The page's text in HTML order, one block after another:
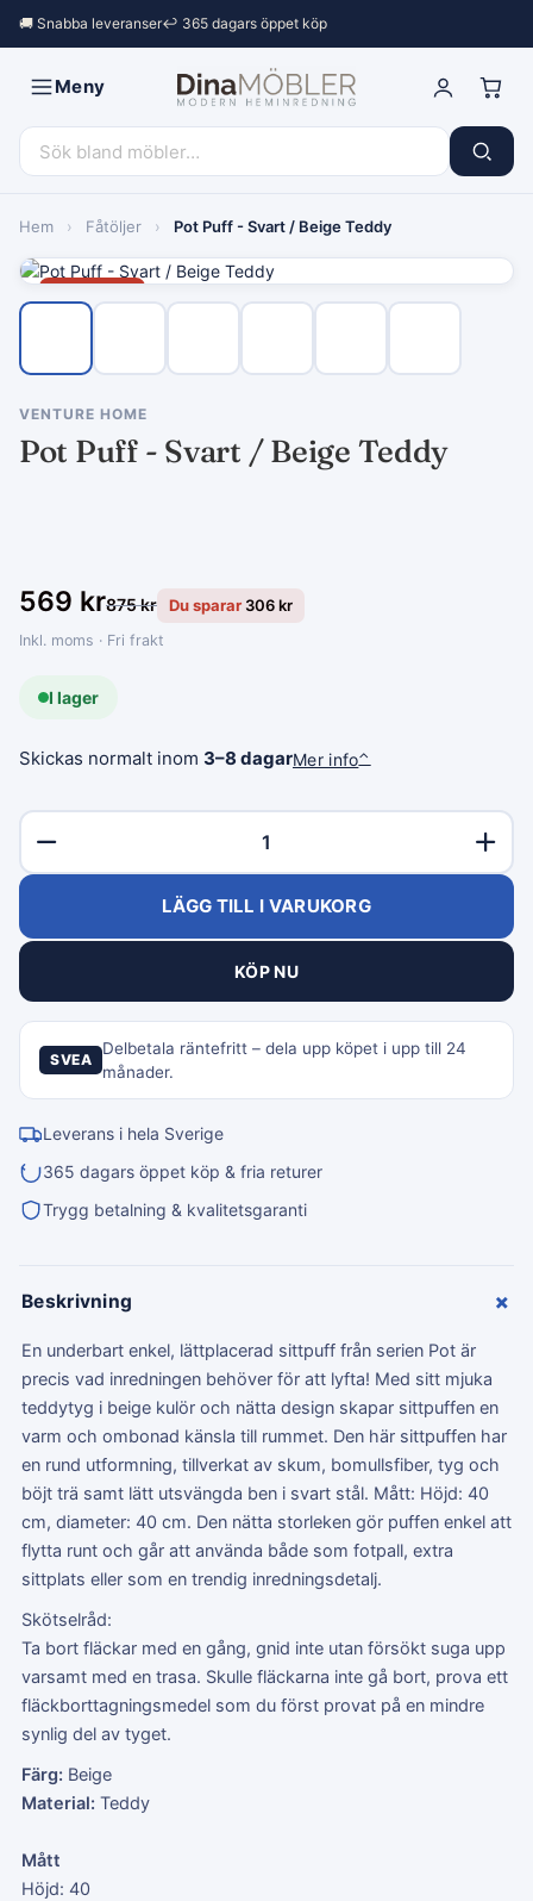
🚚 Snabba leveranser↩︎ 365 dagars öppet köp
Meny
Hem › Fåtöljer › Pot Puff - Svart / Beige Teddy
VENTURE HOME
Pot Puff - Svart / Beige Teddy
569 kr875kr Du sparar 306kr
Inkl. moms · Fri frakt
I lager
Skickas normalt inom 3–8 dagarMer info⌃
LÄGG TILL I VARUKORG
KÖP NU
SVEA
Delbetala räntefritt – dela upp köpet i upp till 24
månader.
Leverans i hela Sverige
365 dagars öppet köp & fria returer
Trygg betalning & kvalitetsgaranti
Beskrivning +
En underbart enkel, lättplacerad sittpuff från serien Pot är
precis vad inredningen behöver för att lyfta! Med sitt mjuka
teddytyg i beige kulör och nätta design skapar sittpuffen en
varm och ombonad känsla till rummet. Den här sittpuffen har
en rund utformning, tillverkat av skum, bomullsfiber, tyg och
böjt trä samt lätt utsvängda ben i svart stål. Mått: Höjd: 40
cm, diameter: 40 cm. Den nätta storleken gör puffen enkel att
flytta runt och går att använda både som fotpall, extra
sittplats eller som en trendig inredningsdetalj.
Skötselråd:
Ta bort fläckar med en gång, gnid inte utan försökt suga upp
varsamt med en trasa. Skulle fläckarna inte gå bort, prova ett
fläckborttagningsmedel som du först provat på en mindre
synlig del av tyget.
Färg: Beige
Material: Teddy
Mått
Höjd: 40